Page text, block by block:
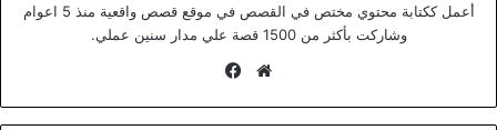
أعمل ككتابة محتوي مختص في القصص في موقع قصص واقعية منذ 5 اعوام
وشاركت بأكثر من 1500 قصة علي مدار سنين عملي.
موقع